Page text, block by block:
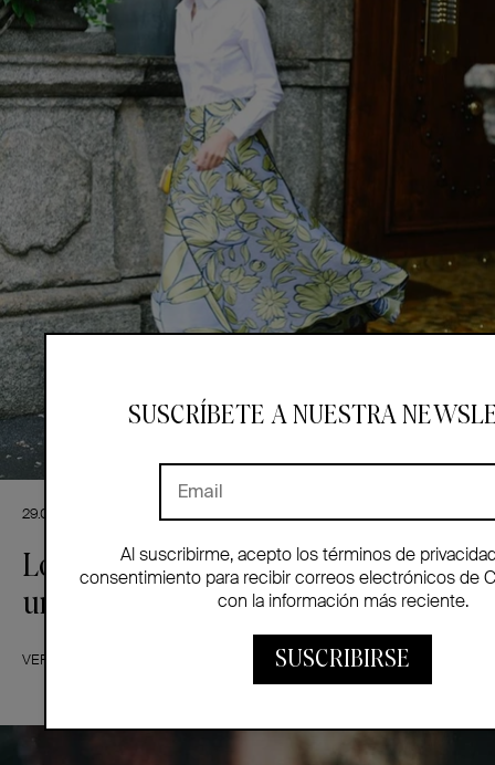
29.06.2015
Lo que sí y lo que no me gusta (en
una boda) V
VER MÁS
SUSCRÍBETE A NUESTRA
Al suscribirme, acepto los términos de
consentimiento para recibir correos electrónicos de
con la información más reciente.
SUSCRIBIRSE